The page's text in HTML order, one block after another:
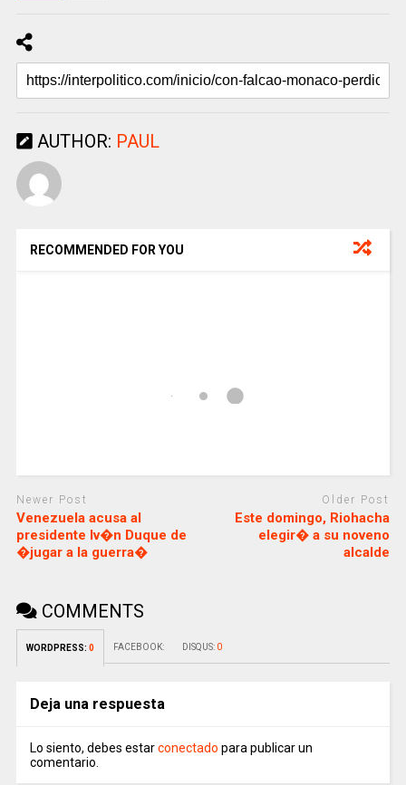
AUTHOR: PAUL
RECOMMENDED FOR YOU
Newer Post
Venezuela acusa al
presidente Iv�n Duque de
�jugar a la guerra�
Older Post
Este domingo, Riohacha
elegir� a su noveno
alcalde
COMMENTS
WORDPRESS: 0 FACEBOOK: DISQUS: 0
Deja una respuesta
Lo siento, debes estarconectado para publicar un
comentario.